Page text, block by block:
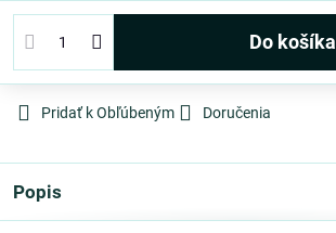
Do košíka
Pridať k Obľúbeným Doručenia
Popis